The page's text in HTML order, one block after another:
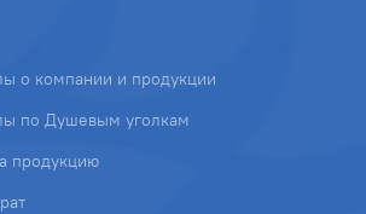
о компании и продукции
по Душевым уголкам
продукцию